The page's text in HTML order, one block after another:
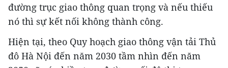
đường trục giao thông quan trọng và nếu thiếu
nó thì sự kết nối không thành công.
Hiện tại, theo Quy hoạch giao thông vận tải Thủ
đô Hà Nội đến năm 2030 tầm nhìn đến năm